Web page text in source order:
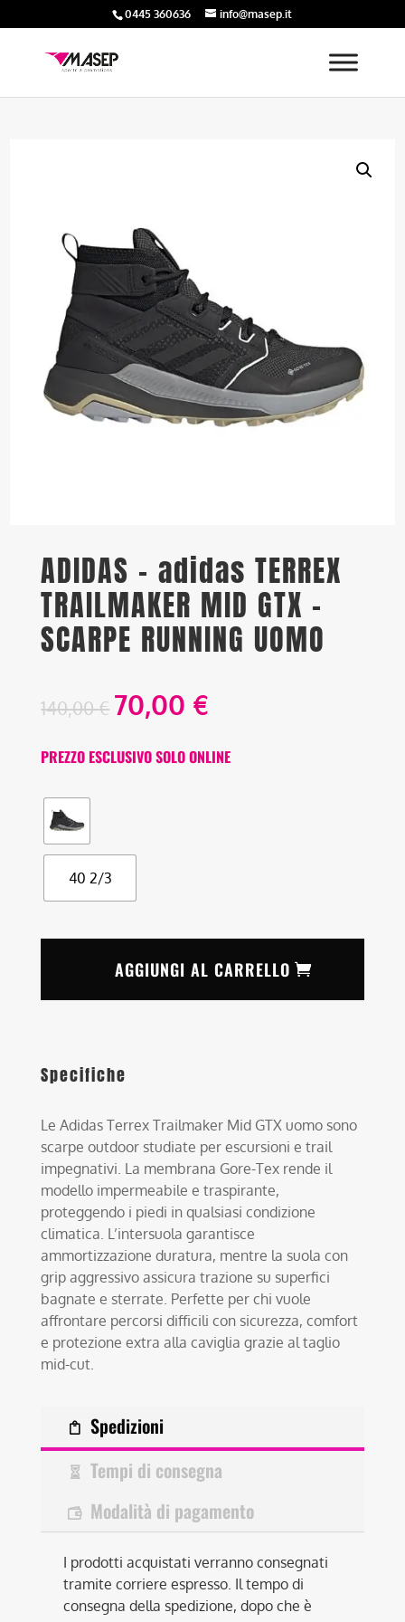
0445 360636 info@masep.it
ADIDAS – adidas TERREX
TRAILMAKER MID GTX –
SCARPE RUNNING UOMO
140,00€ 70,00 €
PREZZO ESCLUSIVO SOLO ONLINE
40 2/3
AGGIUNGI AL CARRELLO
Specifiche
Le Adidas Terrex Trailmaker Mid GTX uomo sono
scarpe outdoor studiate per escursioni e trail
impegnativi. La membrana Gore-Tex rende il
modello impermeabile e traspirante,
proteggendo i piedi in qualsiasi condizione
climatica. L’intersuola garantisce
ammortizzazione duratura, mentre la suola con
grip aggressivo assicura trazione su superfici
bagnate e sterrate. Perfette per chi vuole
affrontare percorsi difficili con sicurezza, comfort
e protezione extra alla caviglia grazie al taglio
mid-cut.
Spedizioni
Tempi di consegna
Modalità di pagamento
I prodotti acquistati verranno consegnati
tramite corriere espresso. Il tempo di
consegna della spedizione, dopo che è